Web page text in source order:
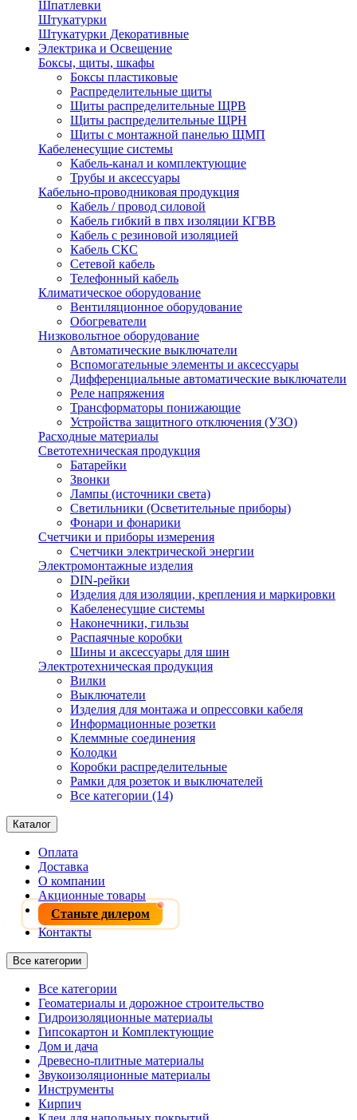
Шпатлевки
Штукатурки
Штукатурки Декоративные
Электрика и Освещение
Боксы, щиты, шкафы
Боксы пластиковые
Распределительные щиты
Щиты распределительные ЩРВ
Щиты распределительные ЩРН
Щиты с монтажной панелью ЩМП
Кабеленесущие системы
Кабель-канал и комплектующие
Трубы и аксессуары
Кабельно-проводниковая продукция
Кабель / провод силовой
Кабель гибкий в пвх изоляции КГВВ
Кабель с резиновой изоляцией
Кабель СКС
Сетевой кабель
Телефонный кабель
Климатическое оборудование
Вентиляционное оборудование
Обогреватели
Низковольтное оборудование
Автоматические выключатели
Вспомогательные элементы и аксессуары
Дифференциальные автоматические выключатели
Реле напряжения
Трансформаторы понижающие
Устройства защитного отключения (УЗО)
Расходные материалы
Светотехническая продукция
Батарейки
Звонки
Лампы (источники света)
Светильники (Осветительные приборы)
Фонари и фонарики
Счетчики и приборы измерения
Счетчики электрической энергии
Электромонтажные изделия
DIN-рейки
Изделия для изоляции, крепления и маркировки
Кабеленесущие системы
Наконечники, гильзы
Распаячные коробки
Шины и аксессуары для шин
Электротехническая продукция
Вилки
Выключатели
Изделия для монтажа и опрессовки кабеля
Информационные розетки
Клеммные соединения
Колодки
Коробки распределительные
Рамки для розеток и выключателей
Все категории (14)
Каталог
Оплата
Доставка
О компании
Акционные товары
Станьте дилером
Контакты
Все категории
Все категории
Геоматериалы и дорожное строительство
Гидроизоляционные материалы
Гипсокартон и Комплектующие
Дом и дача
Древесно-плитные материалы
Звукоизоляционные материалы
Инструменты
Кирпич